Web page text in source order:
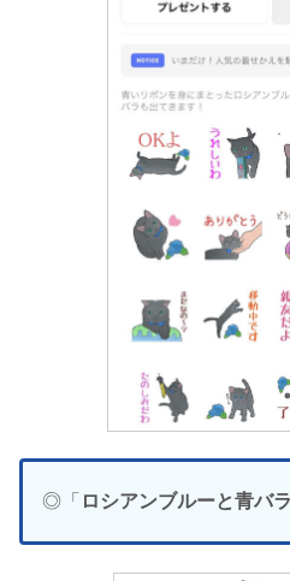
◎「 ロシアンブルーと青バラ